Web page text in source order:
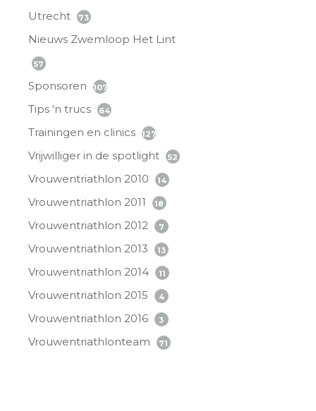
Utrecht
73
Nieuws Zwemloop Het Lint
57
Sponsoren 107
Tips 'n trucs 64
Trainingen en clinics 127
Vrijwilliger in de spotlight 52
Vrouwentriathlon 2010 14
Vrouwentriathlon 2011 18
Vrouwentriathlon 2012 7
Vrouwentriathlon 2013 13
Vrouwentriathlon 2014 11
Vrouwentriathlon 2015 4
Vrouwentriathlon 2016 3
Vrouwentriathlonteam 71